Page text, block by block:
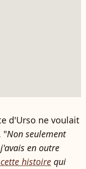
d'Urso ne voulait
"Non seulement
en outre
histoire qui